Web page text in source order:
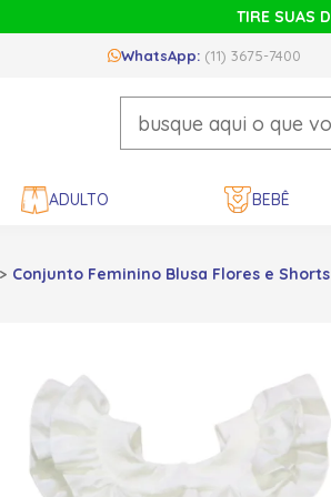
TIRE SUAS
WhatsApp: (11) 3675-7400
ADULTO BEBÊ
Conjunto Feminino Blusa Flores e Shorts